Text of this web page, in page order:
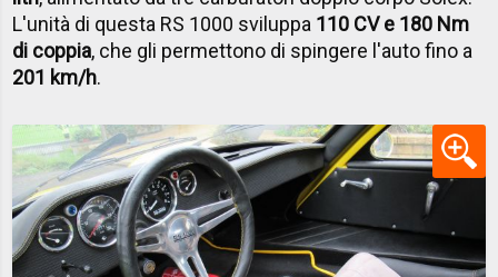
L'unità di questa RS 1000 sviluppa 110 CV e 180 Nm
di coppia, che gli permettono di spingere l'auto fino a
201 km/h.